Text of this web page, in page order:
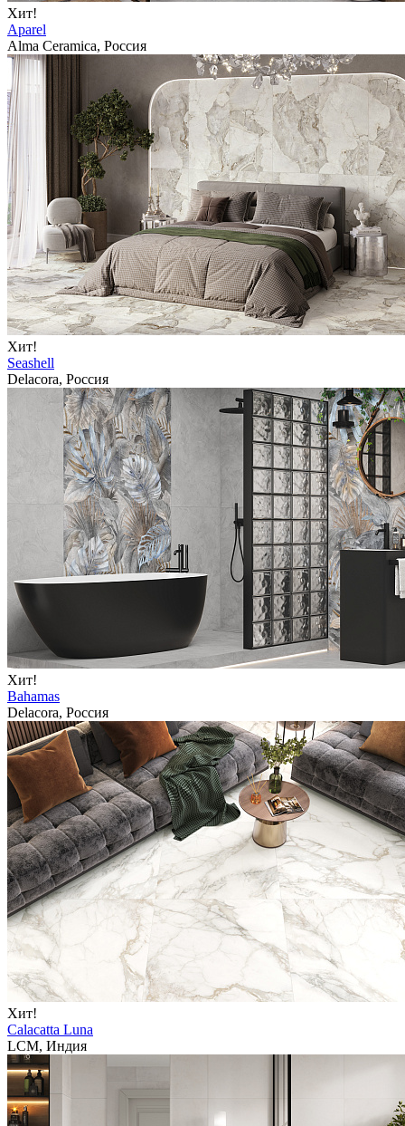
Хит!
Aparel
Alma Ceramica, Россия
Хит!
Seashell
Delacora, Россия
Хит!
Bahamas
Delacora, Россия
Хит!
Calacatta Luna
LCM, Индия